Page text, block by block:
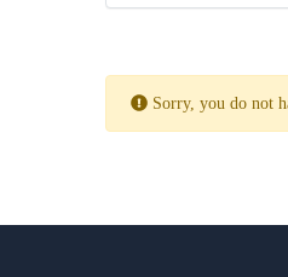
Sorry, you do not